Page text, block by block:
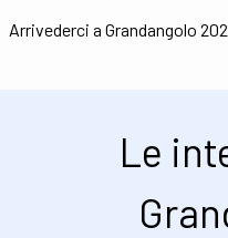
Arrivederci a Grandangolo
Le